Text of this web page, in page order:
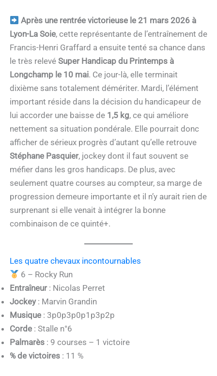
Après une rentrée victorieuse le 21 mars 2026 à
Lyon-La Soie, cette représentante de l’entraînement de
Francis-Henri Graffard a ensuite tenté sa chance dans
le très relevé Super Handicap du Printemps à
Longchamp le 10 mai. Ce jour-là, elle terminait
dixième sans totalement démériter. Mardi, l’élément
important réside dans la décision du handicapeur de
lui accorder une baisse de 1,5 kg, ce qui améliore
nettement sa situation pondérale. Elle pourrait donc
afficher de sérieux progrès d’autant qu’elle retrouve
Stéphane Pasquier, jockey dont il faut souvent se
méfier dans les gros handicaps. De plus, avec
seulement quatre courses au compteur, sa marge de
progression demeure importante et il n’y aurait rien de
surprenant si elle venait à intégrer la bonne
combinaison de ce quinté+.
Les quatre chevaux incontournables
6 – Rocky Run
Entraîneur: Nicolas Perret
Jockey: Marvin Grandin
Musique : 3p0p3p0p1p3p2p
Corde : Stalle n°6
Palmarès : 9 courses – 1 victoire
% de victoires : 11 %